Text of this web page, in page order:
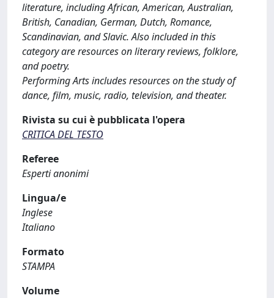
literature, including African, American, Australian,
British, Canadian, German, Dutch, Romance,
Scandinavian, and Slavic. Also included in this
category are resources on literary reviews, folklore,
and poetry.
Performing Arts includes resources on the study of
dance, film, music, radio, television, and theater.
Rivista su cui è pubblicata l'opera
CRITICA DEL TESTO
Referee
Esperti anonimi
Lingua/e
Inglese
Italiano
Formato
STAMPA
Volume